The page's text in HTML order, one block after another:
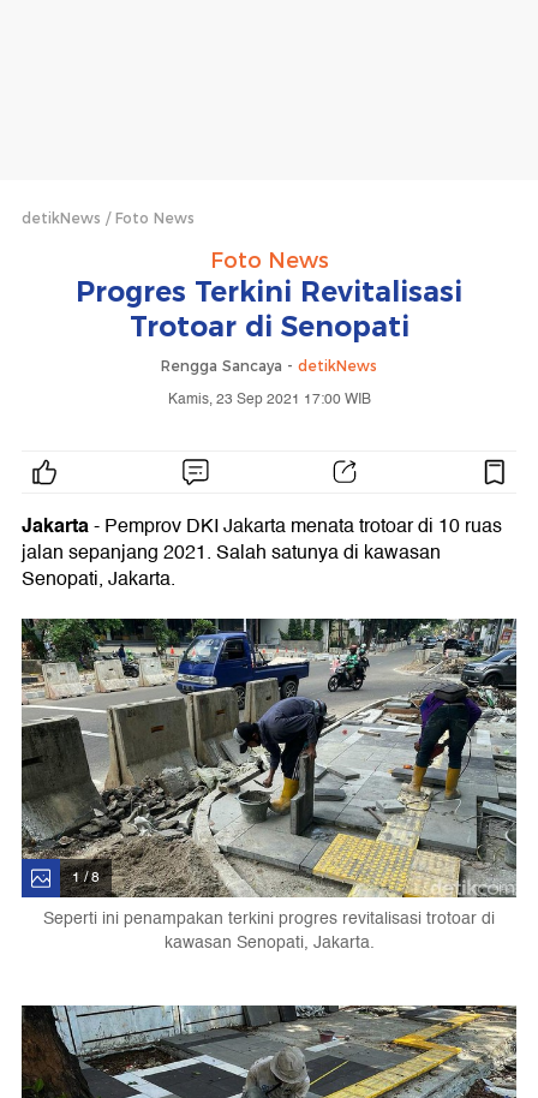
detikNews Foto News
Foto News
Progres Terkini Revitalisasi
Trotoar di Senopati
Rengga Sancaya - detikNews
Kamis, 23 Sep 2021 17:00 WIB
Jakarta- Pemprov DKI Jakarta menata trotoar di 10 ruas
jalan sepanjang 2021. Salah satunya di kawasan
Senopati, Jakarta.
1 / 8
Seperti ini penampakan terkini progres revitalisasi trotoar di
kawasan Senopati, Jakarta.